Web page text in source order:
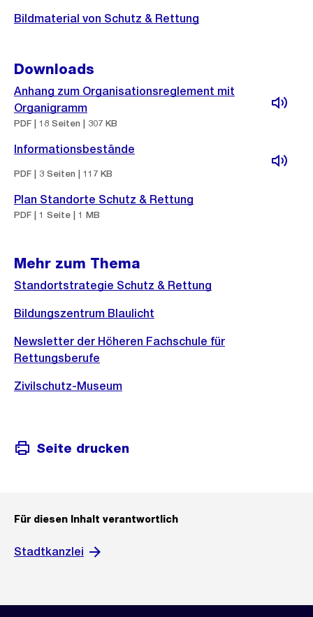
Bildmaterial von Schutz & Rettung
Downloads
Anhang zum Organisationsreglement mit
Organigramm
PDF | 18 Seiten | 307 KB
Informationsbestände
PDF | 3 Seiten | 117 KB
Plan Standorte Schutz & Rettung
PDF | 1 Seite | 1 MB
Mehr zum Thema
Standortstrategie Schutz & Rettung
Bildungszentrum Blaulicht
Newsletter der Höheren Fachschule für
Rettungsberufe
Zivilschutz-Museum
Seite drucken
Für diesen Inhalt verantwortlich
Stadtkanzlei